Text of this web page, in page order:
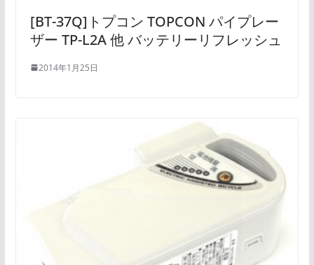
[BT-37Q]トプコン TOPCON パイプレー
ザー TP-L2A 他 バッテリーリフレッシュ
2014年1月25日